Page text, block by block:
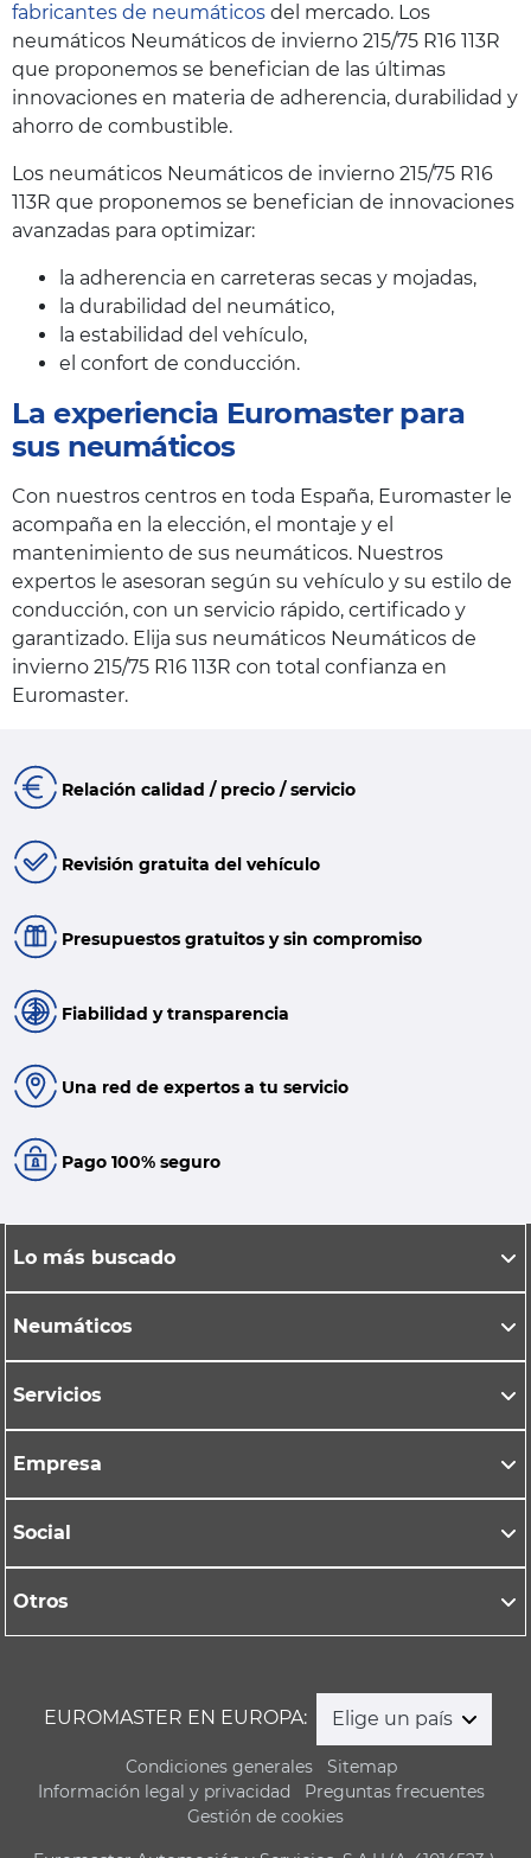
fabricantes de neumáticos del mercado. Los
neumáticos Neumáticos de invierno 215/75 R16 113R
que proponemos se benefician de las últimas
innovaciones en materia de adherencia, durabilidad y
ahorro de combustible.
Los neumáticos Neumáticos de invierno 215/75 R16
113R que proponemos se benefician de innovaciones
avanzadas para optimizar:
la adherencia en carreteras secas y mojadas,
la durabilidad del neumático,
la estabilidad del vehículo,
el confort de conducción.
La experiencia Euromaster para
sus neumáticos
Con nuestros centros en toda España, Euromaster le
acompaña en la elección, el montaje y el
mantenimiento de sus neumáticos. Nuestros
expertos le asesoran según su vehículo y su estilo de
conducción, con un servicio rápido, certificado y
garantizado. Elija sus neumáticos Neumáticos de
invierno 215/75 R16 113R con total confianza en
Euromaster.
Relación calidad / precio / servicio
Revisión gratuita del vehículo
Presupuestos gratuitos y sin compromiso
Fiabilidad y transparencia
Una red de expertos a tu servicio
Pago 100% seguro
Lo más buscado
Neumáticos
Servicios
Empresa
Social
Otros
EUROMASTER EN EUROPA: Elige un país
Condiciones generales
Sitemap
Información legal y privacidad
Preguntas frecuentes
Gestión de cookies